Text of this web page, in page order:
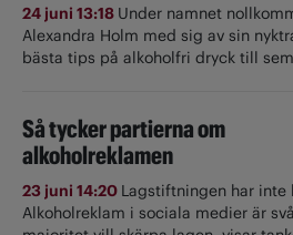
24 juni 13:18 Under namnet
Alexandra Holm med sig av sin
bästa tips på alkoholfri dryck till
Så tycker partierna om
alkoholreklamen
23 juni 14:20 Lagstiftningen har inte
Alkoholreklam i sociala medier är